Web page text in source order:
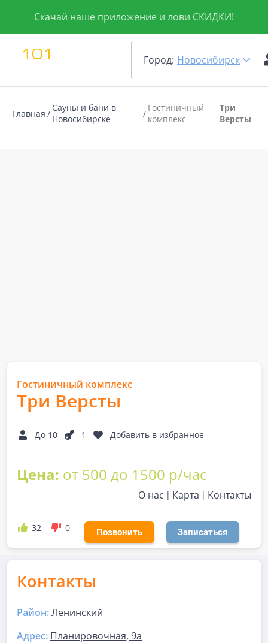
Скачай наше приложение и лови СКИДКИ!
Город: Новосибирск
Главная
Сауны и бани в
Новосибирске
Гостиничный
комплекс
Три
Версты
Гостиничный комплекс
Три Версты
До 10 1 Добавить в избранное
Цена: от 500 до 1500 р/час
О нас Карта Контакты
32 0 Позвонить Записаться
Контакты
Район:Ленинский
Адрес: Планировочная, 9а